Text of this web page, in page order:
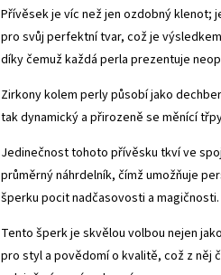
Přívěsek je víc než jen ozdobný klenot;
pro svůj perfektní tvar, což je
díky čemuž každá perla prezentuje
Zirkony kolem perly působí jako
tak dynamický a přirozeně se měnící
Jedinečnost tohoto přívěsku tkví ve
průměrný náhrdelník, čímž umožňuje
šperku pocit nadčasovosti a magičnosti.
Tento šperk je skvělou volbou nejen
pro styl a povědomí o kvalitě, což z něj